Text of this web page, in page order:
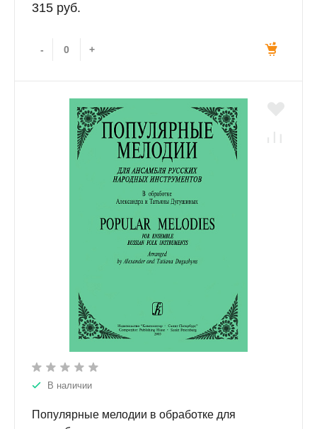
315 руб.
- +
В наличии
Популярные мелодии в обработке для